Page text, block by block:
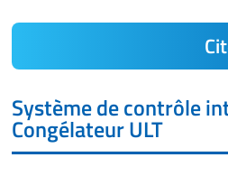
Système de contrôle
Congélateur ULT